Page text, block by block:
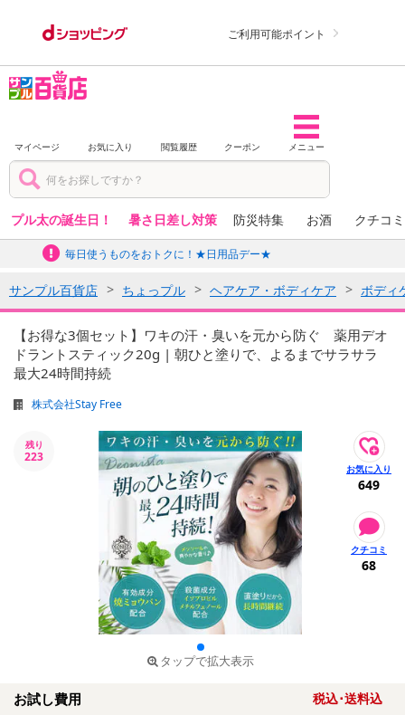
ご利用可能ポイント
マイページ お気に入り 閲覧履歴 クーポン メニュー
プル太の誕生日！ 暑さ日差し対策 防災特集 お酒 クチコ
毎日使うものをおトクに！★日用品デー★
サンプル百貨店 ちょっプル ヘアケア・ボディケア ボディ
【お得な3個セット】ワキの汗・臭いを元から防ぐ 薬用デオ
ドラントスティック20g | 朝ひと塗りで、よるまでサラサラ
最大24時間持続
株式会社Stay Free
残り
223
タップで拡大表示
649
68
お試し費用 税込･送料込